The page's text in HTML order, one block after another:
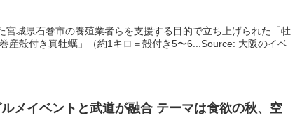
宮城県石巻市の養殖業者らを支援する目的で立ち上げられた「牡
産殻付き真牡蠣」（約1キロ＝殻付き5〜6...Source: 大阪のイベ
メイベント と武道が融合 テーマは食欲の秋、空